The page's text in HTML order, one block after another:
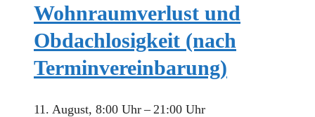
Wohnraumverlust und
Obdachlosigkeit (nach
Terminvereinbarung)
11. August, 8:00 Uhr– 21:00 Uhr